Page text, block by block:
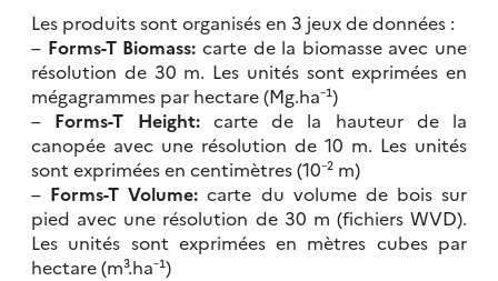
Les produits sont organisés en 3 jeux de données :
– Forms-T Biomass: carte de la biomasse avec une
résolution de 30 m. Les unités sont exprimées en
mégagrammes par hectare (Mg.ha⁻¹)
– Forms-T Height: carte de la hauteur de la
canopée avec une résolution de 10 m. Les unités
sont exprimées en centimètres (10⁻² m)
– Forms-T Volume:carte du volume de bois sur
pied avec une résolution de 30 m (fichiers WVD).
Les unités sont exprimées en mètres cubes par
hectare (m³.ha⁻¹)